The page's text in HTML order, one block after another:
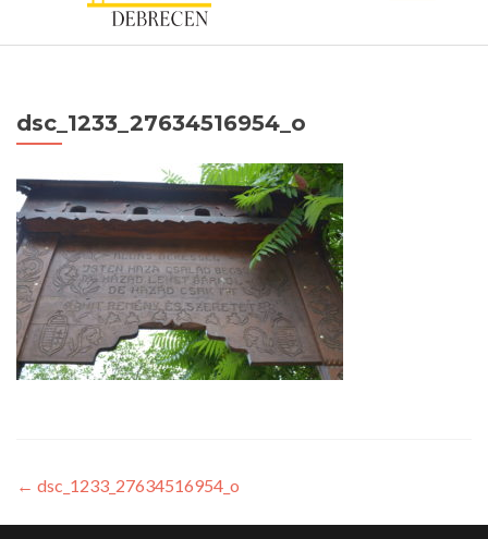
dsc_1233_27634516954_o
← dsc_1233_27634516954_o